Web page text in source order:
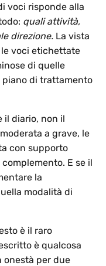
voci risponde alla
quali attività,
direzione. La vista
voci etichettate
di quelle
piano di trattamento
il diario, non il
a grave, le
con supporto
E se il
la
modalità di
è il raro
è qualcosa
onestà per due